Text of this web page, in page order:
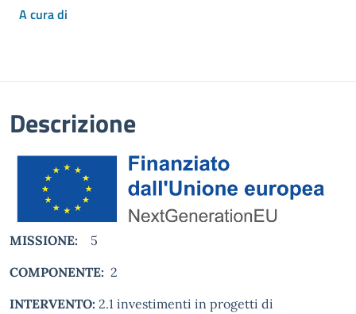
A cura di
Descrizione
MISSIONE: 5
COMPONENTE: 2
INTERVENTO: 2.1 investimenti in progetti di